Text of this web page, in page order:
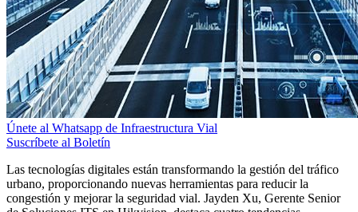
Únete al Whatsapp de Infraestructura Vial
Suscríbete al Boletín
Las tecnologías digitales están transformando la gestión del tráfico
urbano, proporcionando nuevas herramientas para reducir la
congestión y mejorar la seguridad vial. Jayden Xu, Gerente Senior